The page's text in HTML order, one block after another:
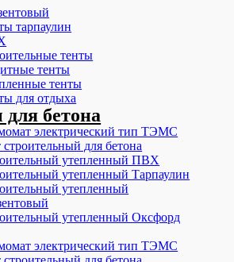
тарпаулин
тенты
тенты
тенты
для отдыха
бетона
электрический тип ТЭМС
для бетона
утепленный ПВХ
утепленный Тарпаулин
утепленный
утепленный Оксфорд
электрический тип ТЭМС